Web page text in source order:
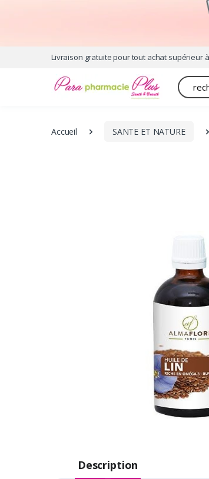
Livraison gratuite pour tout achat supérieur
Accueil SANTE ET NATURE
Description